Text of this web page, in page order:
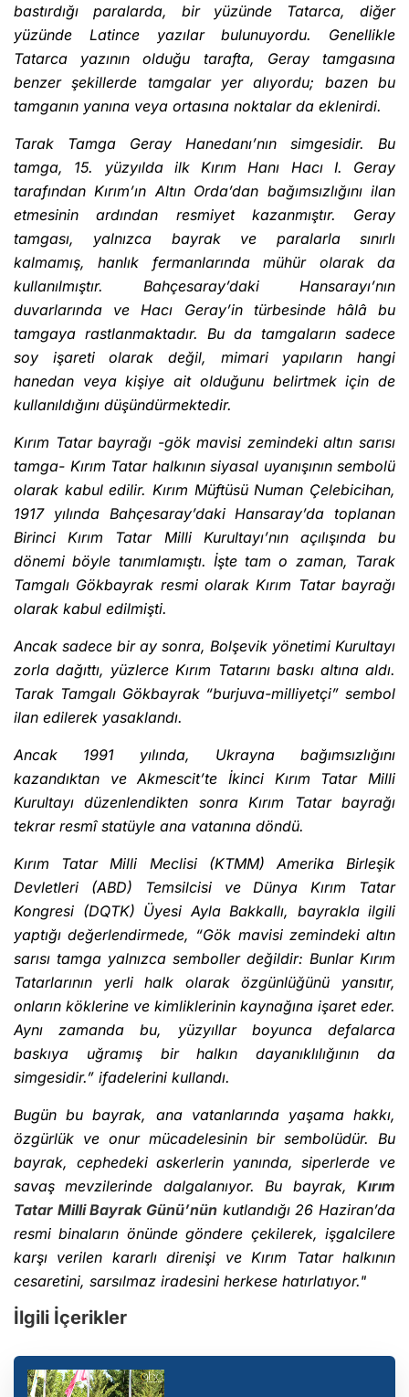
bastırdığı paralarda, bir yüzünde Tatarca, diğer
yüzünde Latince yazılar bulunuyordu. Genellikle
Tatarca yazının olduğu tarafta, Geray tamgasına
benzer şekillerde tamgalar yer alıyordu; bazen bu
tamganın yanına veya ortasına noktalar da eklenirdi.
Tarak Tamga Geray Hanedanı’nın simgesidir. Bu
tamga, 15. yüzyılda ilk Kırım Hanı Hacı I. Geray
tarafından Kırım’ın Altın Orda’dan bağımsızlığını ilan
etmesinin ardından resmiyet kazanmıştır. Geray
tamgası, yalnızca bayrak ve paralarla sınırlı
kalmamış, hanlık fermanlarında mühür olarak da
kullanılmıştır. Bahçesaray’daki Hansarayı’nın
duvarlarında ve Hacı Geray’in türbesinde hâlâ bu
tamgaya rastlanmaktadır. Bu da tamgaların sadece
soy işareti olarak değil, mimari yapıların hangi
hanedan veya kişiye ait olduğunu belirtmek için de
kullanıldığını düşündürmektedir.
Kırım Tatar bayrağı -gök mavisi zemindeki altın sarısı
tamga- Kırım Tatar halkının siyasal uyanışının sembolü
olarak kabul edilir. Kırım Müftüsü Numan Çelebicihan,
1917 yılında Bahçesaray’daki Hansaray’da toplanan
Birinci Kırım Tatar Milli Kurultayı’nın açılışında bu
dönemi böyle tanımlamıştı. İşte tam o zaman, Tarak
Tamgalı Gökbayrak resmi olarak Kırım Tatar bayrağı
olarak kabul edilmişti.
Ancak sadece bir ay sonra, Bolşevik yönetimi Kurultayı
zorla dağıttı, yüzlerce Kırım Tatarını baskı altına aldı.
Tarak Tamgalı Gökbayrak “burjuva-milliyetçi” sembol
ilan edilerek yasaklandı.
Ancak 1991 yılında, Ukrayna bağımsızlığını
kazandıktan ve Akmescit’te İkinci Kırım Tatar Milli
Kurultayı düzenlendikten sonra Kırım Tatar bayrağı
tekrar resmî statüyle ana vatanına döndü.
Kırım Tatar Milli Meclisi (KTMM) Amerika Birleşik
Devletleri (ABD) Temsilcisi ve Dünya Kırım Tatar
Kongresi (DQTK) Üyesi Ayla Bakkallı, bayrakla ilgili
yaptığı değerlendirmede, “Gök mavisi zemindeki altın
sarısı tamga yalnızca semboller değildir: Bunlar Kırım
Tatarlarının yerli halk olarak özgünlüğünü yansıtır,
onların köklerine ve kimliklerinin kaynağına işaret eder.
Aynı zamanda bu, yüzyıllar boyunca defalarca
baskıya uğramış bir halkın dayanıklılığının da
simgesidir.” ifadelerini kullandı.
Bugün bu bayrak, ana vatanlarında yaşama hakkı,
özgürlük ve onur mücadelesinin bir sembolüdür. Bu
bayrak, cephedeki askerlerin yanında, siperlerde ve
savaş mevzilerinde dalgalanıyor. Bu bayrak, Kırım
Tatar Milli Bayrak Günü’nün kutlandığı 26 Haziran’da
resmi binaların önünde göndere çekilerek, işgalcilere
karşı verilen kararlı direnişi ve Kırım Tatar halkının
cesaretini, sarsılmaz iradesini herkese hatırlatıyor."
İlgili İçerikler